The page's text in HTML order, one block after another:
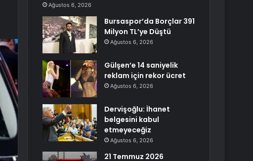
Ağustos 6, 2026
Bursaspor’da Borçlar 391
Milyon TL’ye Düştü
Ağustos 6, 2026
Gülşen’e 14 saniyelik
reklam için rekor ücret
Ağustos 6, 2026
Dervişoğlu: İhanet
belgesini kabul
etmeyeceğiz
Ağustos 6, 2026
21 Temmuz 2026